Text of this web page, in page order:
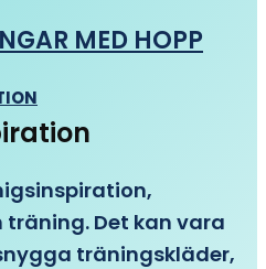
MED HOPP
Det kan vara
träningskläder,